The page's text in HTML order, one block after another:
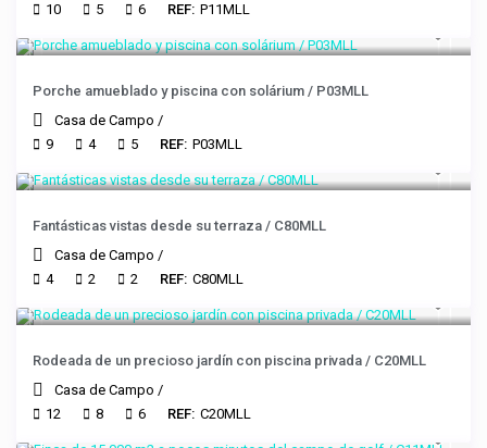
10
5 6 REF: P11MLL
Porche amueblado y piscina con solárium / P03MLL
Casa de Campo /
9
4 5 REF: P03MLL
Fantásticas vistas desde su terraza / C80MLL
Casa de Campo /
4
2 2 REF: C80MLL
Rodeada de un precioso jardín con piscina privada / C20MLL
Casa de Campo /
12
8 6 REF: C20MLL